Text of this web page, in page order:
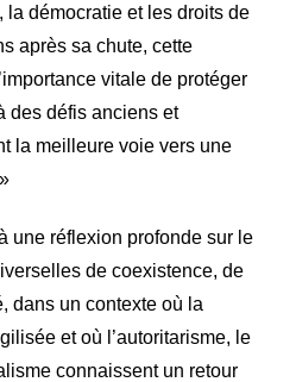
la démocratie et les droits de
après sa chute, cette
vitale de protéger
des défis anciens et
la meilleure voie vers une
une réflexion profonde sur le
de coexistence, de
dans un contexte où la
et où l’autoritarisme, le
connaissent un retour